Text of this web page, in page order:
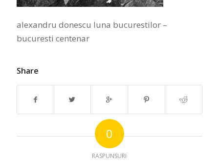
alexandru donescu luna bucurestilor –
bucuresti centenar
Share
0
RASPUNSURI